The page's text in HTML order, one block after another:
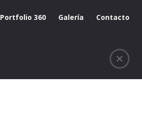
Portfolio 360 Galería Contacto